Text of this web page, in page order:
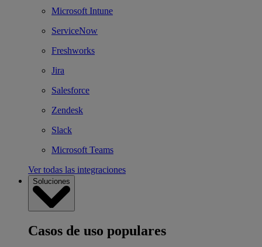
Microsoft Intune
ServiceNow
Freshworks
Jira
Salesforce
Zendesk
Slack
Microsoft Teams
Ver todas las integraciones
Soluciones
Casos de uso populares